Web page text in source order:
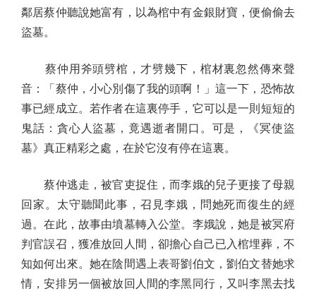
鄰居蔡仲聽說她富有，以為棺中有金銀財寶，便偷偷去
盜墓。
蔡仲用斧頭劈棺，才劈幾下，棺材裏忽然傳來聲
音：「蔡仲，小心別傷了我的頭啊！」這一下，恐怖故
事已經成立。若作者在這裏停手，它可以是一則短短的
鬼話：貪心人盜墓，竟遇逝者開口。可是，《冥使盜
墓》真正精彩之處，在於它沒有停在這裏。
蔡仲逃走，被官吏捉住，而李娥的兒子更接了母親
回家。太守聽聞此事，召見李娥，問她死而復生的經
過。在此，故事由墳墓轉入公堂。李娥說，她是被冥府
判官誤召，獲准放回人間，卻擔心自己已入棺埋葬，不
知如何出來。她在陰間遇上表哥劉伯文，劉伯文替她求
情，安排另一個被放回人間的李黑同行，又叫李黑去找